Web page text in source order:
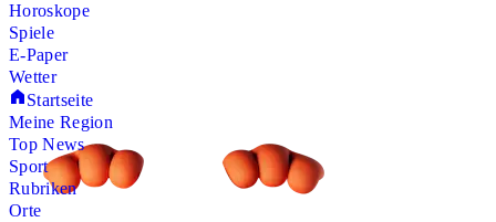
Horoskope
Spiele
E-Paper
Wetter
Startseite
Meine Region
Top News
Sport
Rubriken
Orte